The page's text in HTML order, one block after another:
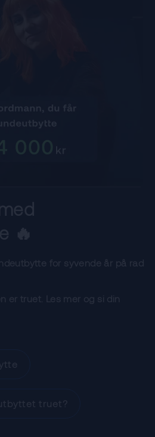
🔥
for syvende år på rad
er truet. Les mer og si din
truet?